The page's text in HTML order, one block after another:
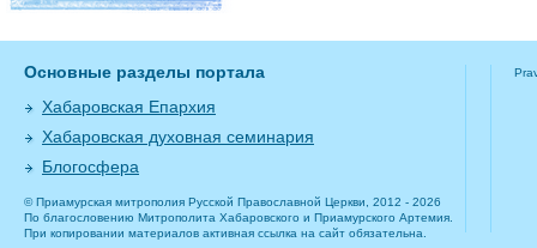
Основные разделы портала
Хабаровская Епархия
Хабаровская духовная семинария
Блогосфера
© Приамурская митрополия Русской Православной Церкви, 2012 - 2026
По благословению Митрополита Хабаровского и Приамурского Артемия.
При копировании материалов активная ссылка на сайт обязательна.